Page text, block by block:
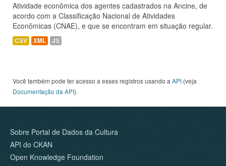
Atividade econômica dos agentes cadastrados na Ancine, de
acordo com a Classificação Nacional de Atividades
Econômicas (CNAE), e que se encontram em situação regular.
CSV XML JS
Você também pode ter acesso a esses registros usando a API (veja
Documentação da API).
Sobre Portal de Dados da Cultura
API do CKAN
Open Knowledge Foundation